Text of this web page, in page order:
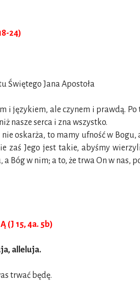
24)
Świętego Jana Apostoła
i językiem, ale czynem i prawdą.
nasze serca i zna wszystko.
nie oskarża, to mamy ufność w
zaś Jego jest takie, abyśmy
Bóg w nim; a to, że trwa On w nas,
(J 15, 4a. 5b)
alleluja.
trwać będę.